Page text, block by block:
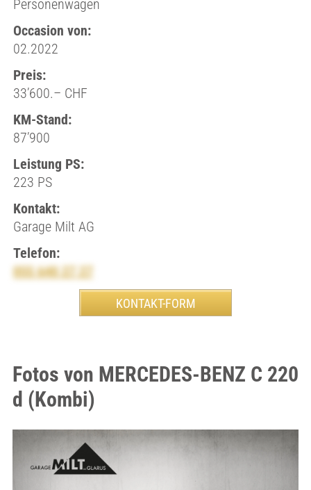
Personenwagen
Occasion von:
02.2022
Preis:
33’600.– CHF
KM-Stand:
87’900
Leistung PS:
223 PS
Kontakt:
Garage Milt AG
Telefon:
055 640 27 27
Fotos von MERCEDES-BENZ C 220
d (Kombi)